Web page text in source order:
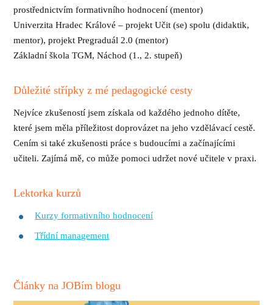
prostřednictvím formativního hodnocení (mentor)
Univerzita Hradec Králové – projekt Učit (se) spolu (didaktik,
mentor), projekt Pregraduál 2.0 (mentor)
Základní škola TGM, Náchod (1., 2. stupeň)
Důležité střípky z mé pedagogické cesty
Nejvíce zkušeností jsem získala od každého jednoho dítěte,
které jsem měla příležitost doprovázet na jeho vzdělávací cestě.
Cením si také zkušenosti práce s budoucími a začínajícími
učiteli. Zajímá mě, co může pomoci udržet nové učitele v praxi.
Lektorka kurzů
Kurzy formativního hodnocení
Třídní management
Články na JOBím blogu